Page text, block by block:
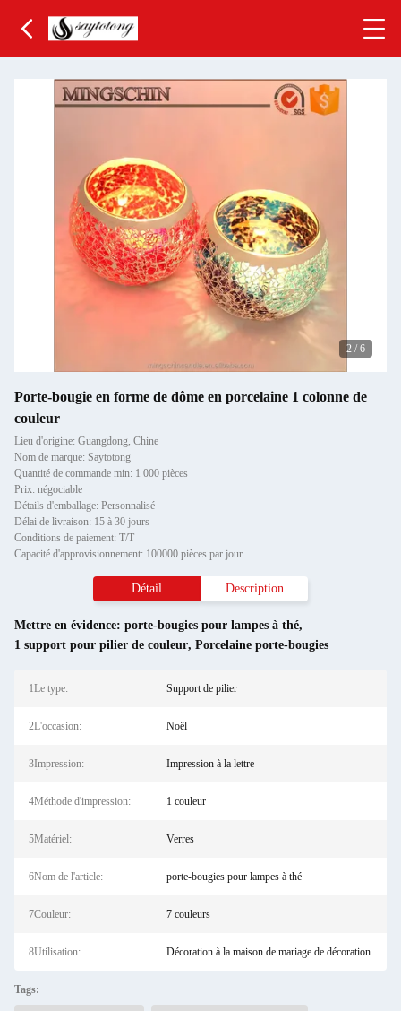
2 / 6
Porte-bougie en forme de dôme en porcelaine 1 colonne de
couleur
Lieu d'origine: Guangdong, Chine
Nom de marque: Saytotong
Quantité de commande min: 1 000 pièces
Prix: négociable
Détails d'emballage: Personnalisé
Délai de livraison: 15 à 30 jours
Conditions de paiement: T/T
Capacité d'approvisionnement: 100000 pièces par jour
Détail Description
Mettre en évidence: porte-bougies pour lampes à thé,
1 support pour pilier de couleur, Porcelaine porte-bougies
1Le type: Support de pilier
2L'occasion: Noël
3Impression: Impression à la lettre
4Méthode d'impression: 1 couleur
5Matériel: Verres
6Nom de l'article: porte-bougies pour lampes à thé
7Couleur: 7 couleurs
8Utilisation: Décoration à la maison de mariage de décoration
Tags: